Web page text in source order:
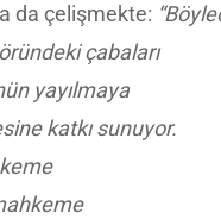
da çelişmekte:
çabaları
yayılmaya
katkı sunuyor.